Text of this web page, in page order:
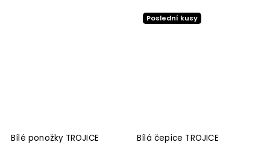
Bílé ponožky TROJICE
Poslední kusy
Bílá čepice TROJICE